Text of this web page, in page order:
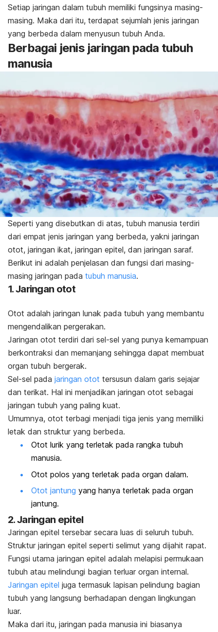
Setiap jaringan dalam tubuh memiliki fungsinya masing-
masing. Maka dari itu, terdapat sejumlah jenis jaringan
yang berbeda dalam menyusun tubuh Anda.
Berbagai jenis jaringan pada tubuh
manusia
Seperti yang disebutkan di atas, tubuh manusia terdiri
dari empat jenis jaringan yang berbeda, yakni jaringan
otot, jaringan ikat, jaringan epitel, dan jaringan saraf.
Berikut ini adalah penjelasan dan fungsi dari masing-
masing jaringan pada tubuh manusia.
1. Jaringan otot
Otot adalah jaringan lunak pada tubuh yang membantu
mengendalikan pergerakan.
Jaringan otot terdiri dari sel-sel yang punya kemampuan
berkontraksi dan memanjang sehingga dapat membuat
organ tubuh bergerak.
Sel-sel pada jaringan otot tersusun dalam garis sejajar
dan terikat. Hal ini menjadikan jaringan otot sebagai
jaringan tubuh yang paling kuat.
Umumnya, otot terbagi menjadi tiga jenis yang memiliki
letak dan struktur yang berbeda.
Otot lurik yang terletak pada rangka tubuh
manusia.
Otot polos yang terletak pada organ dalam.
Otot jantung yang hanya terletak pada organ
jantung.
2. Jaringan epitel
Jaringan epitel tersebar secara luas di seluruh tubuh.
Struktur jaringan epitel seperti selimut yang dijahit rapat.
Fungsi utama jaringan epitel adalah melapisi permukaan
tubuh atau melindungi bagian terluar organ internal.
Jaringan epitel juga termasuk lapisan pelindung bagian
tubuh yang langsung berhadapan dengan lingkungan
luar.
Maka dari itu, jaringan pada manusia ini biasanya